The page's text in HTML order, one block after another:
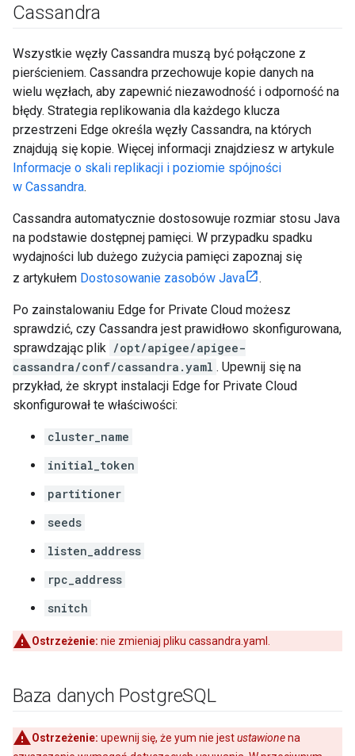
Cassandra
Wszystkie węzły Cassandra muszą być połączone z
pierścieniem. Cassandra przechowuje kopie danych na
wielu węzłach, aby zapewnić niezawodność i odporność na
błędy. Strategia replikowania dla każdego klucza
przestrzeni Edge określa węzły Cassandra, na których
znajdują się kopie. Więcej informacji znajdziesz w artykule
Informacje o skali replikacji i poziomie spójności
w Cassandra.
Cassandra automatycznie dostosowuje rozmiar stosu Java
na podstawie dostępnej pamięci. W przypadku spadku
wydajności lub dużego zużycia pamięci zapoznaj się
z artykułem Dostosowanie zasobów Java .
Po zainstalowaniu Edge for Private Cloud możesz
sprawdzić, czy Cassandra jest prawidłowo skonfigurowana,
sprawdzając plik /opt/apigee/apigee-
cassandra/conf/cassandra.yaml . Upewnij się na
przykład, że skrypt instalacji Edge for Private Cloud
skonfigurował te właściwości:
cluster_name
initial_token
partitioner
seeds
listen_address
rpc_address
snitch
Ostrzeżenie: nie zmieniaj pliku cassandra.yaml.
Baza danych PostgreSQL
Ostrzeżenie: upewnij się, że yum nie jestustawionena